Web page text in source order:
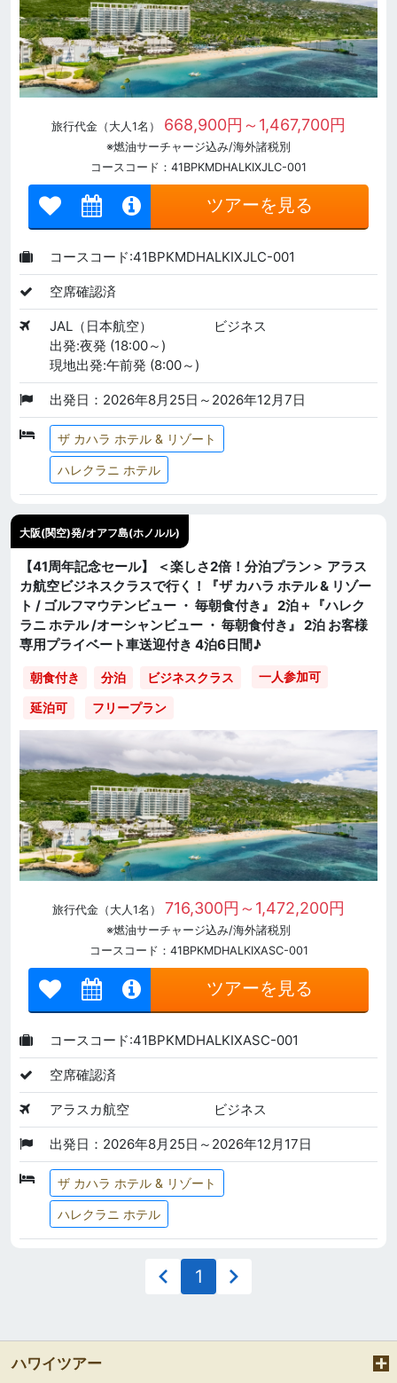
旅行代金（大人1名） 668,900円～1,467,700円
※燃油サーチャージ込み/海外諸税別
コースコード：41BPKMDHALKIXJLC-001
ツアーを見る
コースコード:41BPKMDHALKIXJLC-001
空席確認済
JAL（日本航空）
ビジネス
出発:夜発 (18:00～)
現地出発:午前発 (8:00～)
出発日：2026年8月25日～2026年12月7日
ザ カハラ ホテル & リゾート
ハレクラニ ホテル
大阪(関空)発/オアフ島(ホノルル)
【41周年記念セール】 ＜楽しさ2倍！分泊プラン＞ アラス
カ航空ビジネスクラスで行く！『ザ カハラ ホテル & リゾー
ト / ゴルフマウテンビュー ・ 毎朝食付き』 2泊＋『ハレク
ラニ ホテル /オーシャンビュー ・ 毎朝食付き』 2泊 お客様
専用プライベート車送迎付き 4泊6日間♪
朝食付き 分泊 ビジネスクラス 一人参加可
延泊可 フリープラン
旅行代金（大人1名） 716,300円～1,472,200円
※燃油サーチャージ込み/海外諸税別
コースコード：41BPKMDHALKIXASC-001
ツアーを見る
コースコード:41BPKMDHALKIXASC-001
空席確認済
アラスカ航空 ビジネス
出発日：2026年8月25日～2026年12月17日
ザ カハラ ホテル & リゾート
ハレクラニ ホテル
1
ハワイツアー